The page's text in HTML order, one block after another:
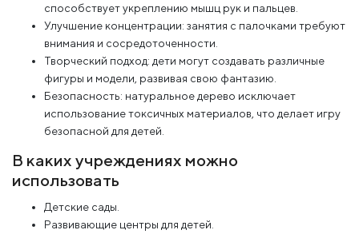
способствует укреплению мышц рук и пальцев.
Улучшение концентрации: занятия с палочками требуют
внимания и сосредоточенности.
Творческий подход: дети могут создавать различные
фигуры и модели, развивая свою фантазию.
Безопасность: натуральное дерево исключает
использование токсичных материалов, что делает игру
безопасной для детей.
В каких учреждениях можно
использовать
Детские сады.
Развивающие центры для детей.